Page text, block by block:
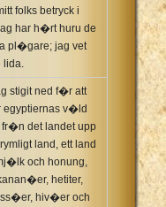
folks betryck i
har h�rt huru de
pl�gare; jag vet
stigit ned f�r att
v�ld
det landet upp
land, ett land
och honung,
hetiter,
hiv�er och